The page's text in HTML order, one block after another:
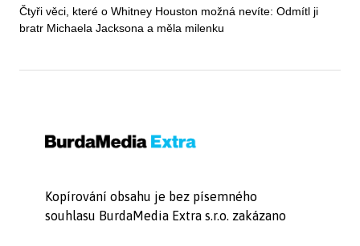
Čtyři věci, které o Whitney Houston možná nevíte: Odmítl ji
bratr Michaela Jacksona a měla milenku
Kopírování obsahu je bez písemného
souhlasu BurdaMedia Extra s.r.o. zakázano